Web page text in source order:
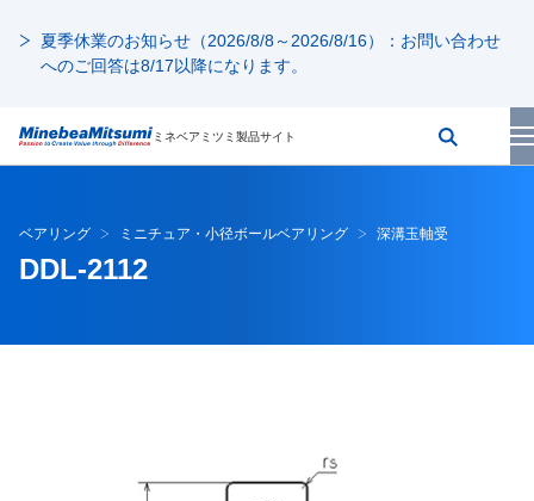
夏季休業のお知らせ（2026/8/8～2026/8/16）：お問い合わせ
へのご回答は8/17以降になります。
ミネベアミツミ製品サイト
ベアリング ミニチュア・小径ボールベアリング 深溝玉軸受
DDL-2112